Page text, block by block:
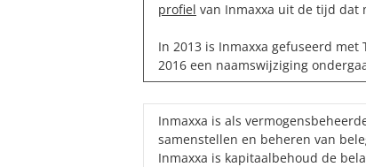
profiel van Inmaxxa uit de tijd dat
In 2013 is Inmaxxa gefuseerd met
2016 een naamswijziging
Inmaxxa is als
samenstellen en beheren van
Inmaxxa is kapitaalbehoud de